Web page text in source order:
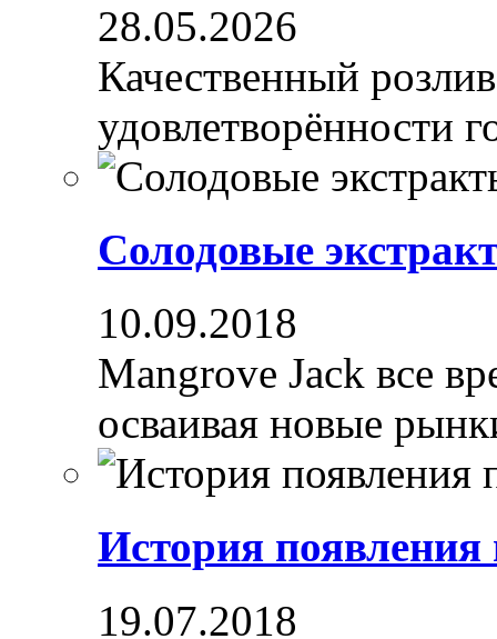
28.05.2026
Качественный
удовлетворённости
Солодовые
10.09.2018
Mangrove Jack все
осваивая новые
История появления
19.07.2018